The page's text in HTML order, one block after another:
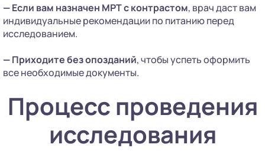
—Если вам назначен МРТ с контрастом, врач даст вам
индивидуальные рекомендации по питанию перед
исследованием.
—Приходите без опозданий, чтобы успеть оформить
все необходимые документы.
Процесс проведения
исследования